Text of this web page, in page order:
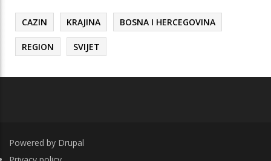
CAZIN KRAJINA BOSNA I HERCEGOVINA
REGION SVIJET
Powered by Drupal
FOOTER